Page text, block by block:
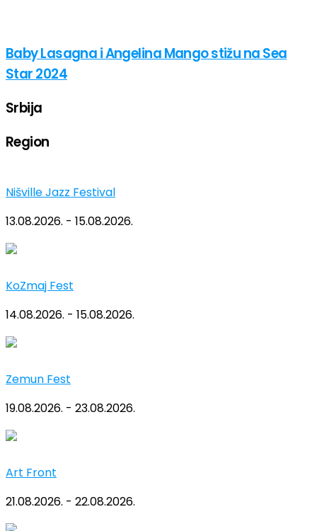
Baby Lasagna i Angelina Mango stižu na Sea
Star 2024
Srbija
Region
Nišville Jazz Festival
13.08.2026. - 15.08.2026.
KoZmaj Fest
14.08.2026. - 15.08.2026.
Zemun Fest
19.08.2026. - 23.08.2026.
Art Front
21.08.2026. - 22.08.2026.